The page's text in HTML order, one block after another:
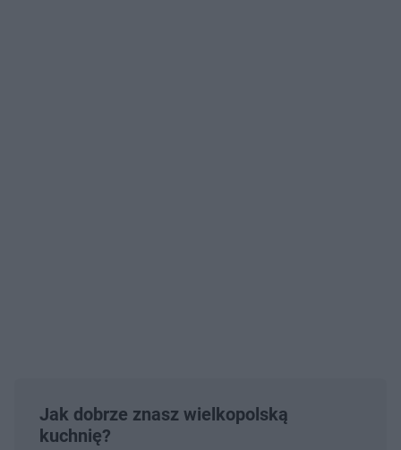
Jak dobrze znasz wielkopolską
kuchnię?